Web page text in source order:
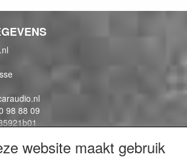
98 88 09
website maakt gebruik